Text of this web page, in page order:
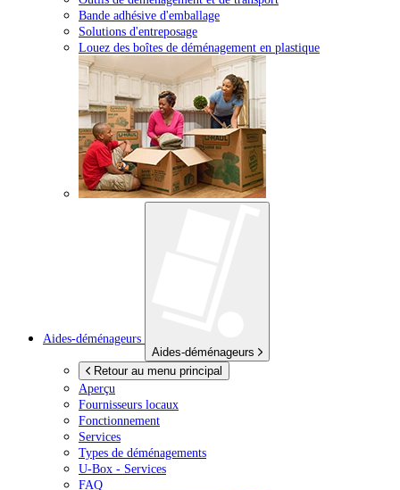
Bande adhésive d'emballage
Solutions d'entreposage
Louez des boîtes de déménagement en plastique
Aides-déménageurs
Aides-déménageurs
Retour au menu principal
Aperçu
Fournisseurs locaux
Fonctionnement
Services
Types de déménagements
U-Box - Services
FAQ